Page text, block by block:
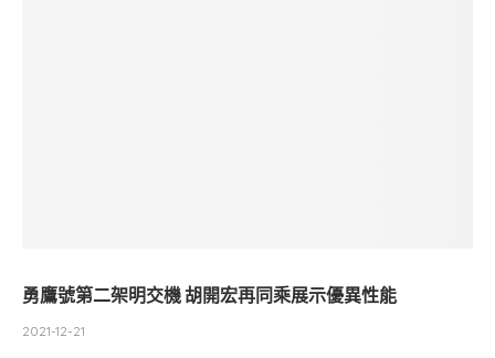
勇鷹號第二架明交機 胡開宏再同乘展示優異性能
2021-12-21